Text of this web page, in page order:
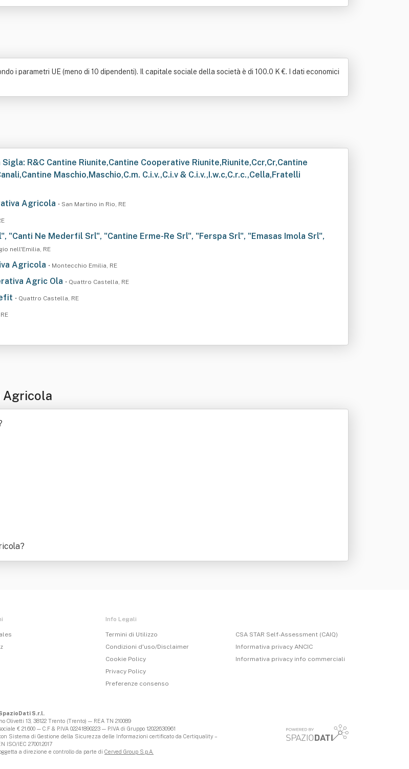
i parametri UE (meno di 10 dipendenti). Il capitale sociale della società è di 100.0 K €. I dati economici
R&C Cantine Riunite,Cantine Cooperative Riunite,Riunite,Ccr,Cr,Cantine
Maschio,Maschio,C.m. C.i.v.,C.i.v & C.i.v.,I.w.c,C.r.c.,Cella,Fratelli
Agricola • San Martino in Rio, RE
"Canti Ne Mederfil Srl", "Cantine Erme-Re Srl", "Ferspa Srl", "Emasas Imola Srl",
nell'Emilia, RE
Agricola • Montecchio Emilia, RE
Agric Ola • Quattro Castella, RE
• Quattro Castella, RE
Agricola
?
Info Legali
Termini di Utilizzo
Condizioni d'uso/Disclaimer
Cookie Policy
Privacy Policy
Preferenze consenso
CSA STAR Self-Assessment (CAIQ)
Informativa privacy ANCIC
Informativa privacy info commerciali
S.r.l.
Olivetti 13, 38122 Trento (Trento) — REA TN 210089
€ 21.600 — C.F & P.IVA 02241890223 — P.IVA di Gruppo 12022630961
Sistema di Gestione della Sicurezza delle Informazioni certificato da Certiquality –
ISO/IEC 27001:2017
a direzione e controllo da parte di Cerved Group S.p.A.